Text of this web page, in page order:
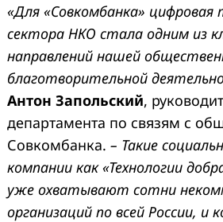
«Для «Совкомбанка»
сектора НКО стала одним из
направлений нашей
благотворительной
Антон Запольский,
департамента по связям с
Совкомбанка. – Такие
компании как «Технологии
уже охватывают сотни
организаций по всей России, и